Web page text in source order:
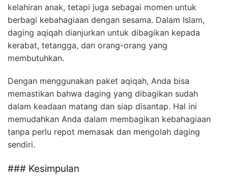
kelahiran anak, tetapi juga sebagai momen untuk
berbagi kebahagiaan dengan sesama. Dalam Islam,
daging aqiqah dianjurkan untuk dibagikan kepada
kerabat, tetangga, dan orang-orang yang
membutuhkan.
Dengan menggunakan paket aqiqah, Anda bisa
memastikan bahwa daging yang dibagikan sudah
dalam keadaan matang dan siap disantap. Hal ini
memudahkan Anda dalam membagikan kebahagiaan
tanpa perlu repot memasak dan mengolah daging
sendiri.
### Kesimpulan